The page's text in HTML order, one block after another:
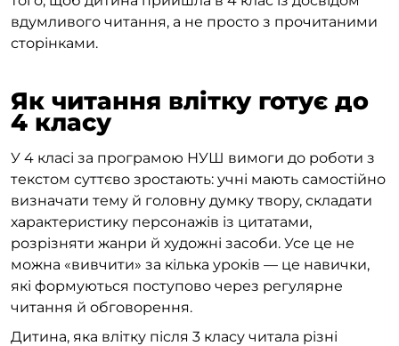
вдумливого читання, а не просто з прочитаними
сторінками.
Як читання влітку готує до
4 класу
У 4 класі за програмою НУШ вимоги до роботи з
текстом суттєво зростають: учні мають самостійно
визначати тему й головну думку твору, складати
характеристику персонажів із цитатами,
розрізняти жанри й художні засоби. Усе це не
можна «вивчити» за кілька уроків — це навички,
які формуються поступово через регулярне
читання й обговорення.
Дитина, яка влітку після 3 класу читала різні